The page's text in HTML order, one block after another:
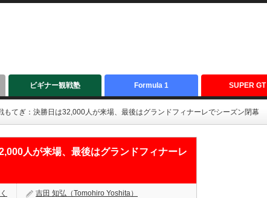
ビギナー観戦塾 Formula 1 SUPER GT
もてぎ：決勝日は32,000人が来場、最後はグランドフィナーレでシーズン閉幕
人が来場、最後はグランドフィナーレ
吉田 知弘（Tomohiro Yoshita）